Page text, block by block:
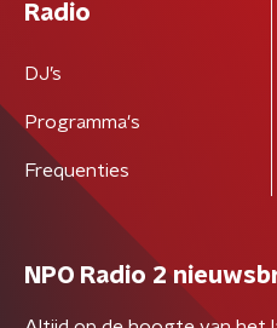
Radio
DJ’s
Programma's
Frequenties
NPO Radio 2